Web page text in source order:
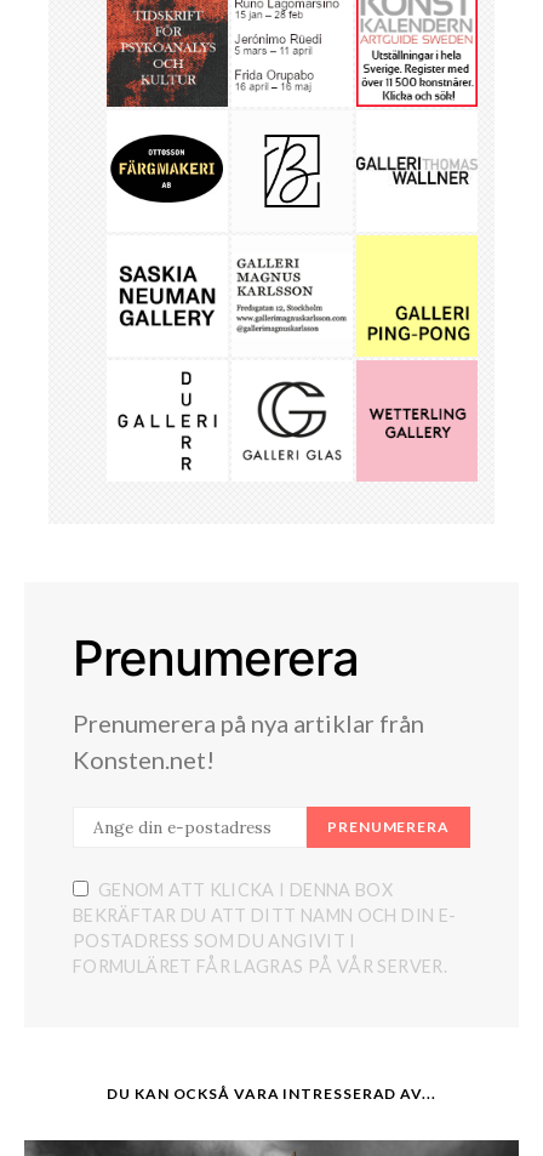
Prenumerera
Prenumerera på nya artiklar från
Konsten.net!
PRENUMERERA
GENOM ATT KLICKA I DENNA BOX
BEKRÄFTAR DU ATT DITT NAMN OCH DIN E-
POSTADRESS SOM DU ANGIVIT I
FORMULÄRET FÅR LAGRAS PÅ VÅR SERVER.
DU KAN OCKSÅ VARA INTRESSERAD AV...